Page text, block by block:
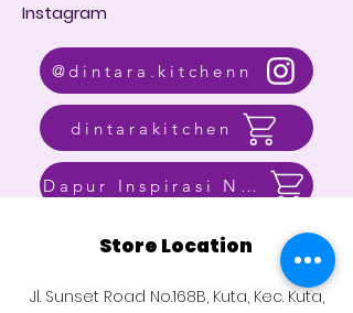
Instagram
@dintara.kitchenn
dintarakitchen
Dapur Inspirasi Nusantara
Store Location
Jl. Sunset Road No.168B, Kuta, Kec. Kuta,